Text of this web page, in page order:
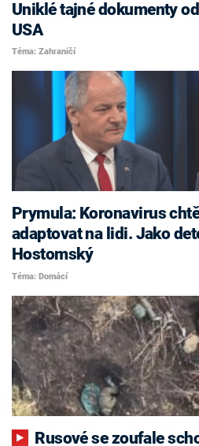
Uniklé tajné dokumenty
USA
Téma: Zahraničí
Prymula: Koronavirus
adaptovat na lidi. Jako
Hostomský
Téma: Domácí